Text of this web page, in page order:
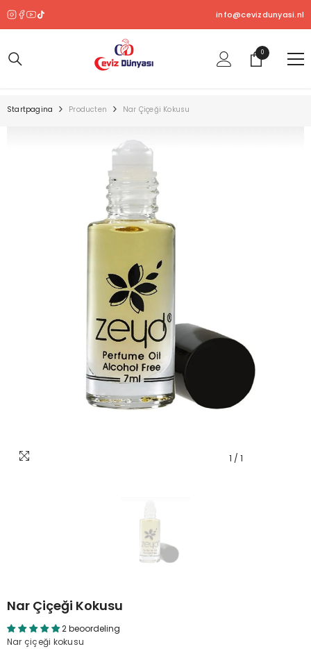
info@cevizdunyasi.nl
00
product
Startpagina Producten Nar Çiçeği Kokusu
1 / 1
Nar Çiçeği Kokusu
2 beoordeling
Nar çiçeği kokusu